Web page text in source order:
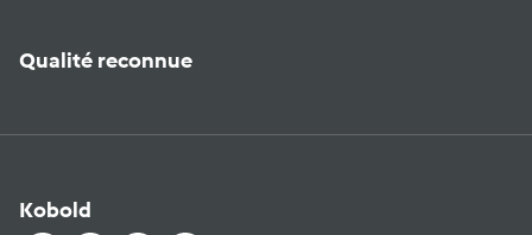
Qualité reconnue
Kobold